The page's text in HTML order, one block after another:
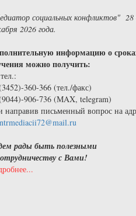
социальных конфликтов" 28
2026 года.
информацию о
можно получить:
360-366 (тел./факс)
906-736 (МAX, telegram)
направив письменный вопрос на
рады быть полезными
с Вами!